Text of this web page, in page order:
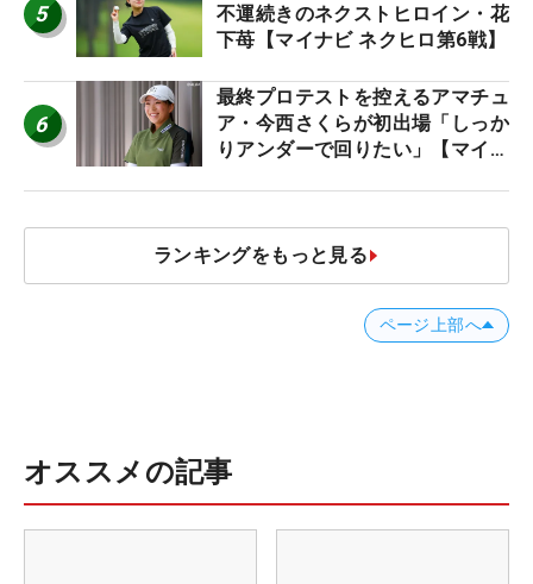
5
不運続きのネクストヒロイン・花
下苺【マイナビ ネクヒロ第6戦】
6
最終プロテストを控えるアマチュ
ア・今西さくらが初出場「しっか
りアンダーで回りたい」【マイナ
ランキングをもっと見る
ページ上部へ
オススメの記事